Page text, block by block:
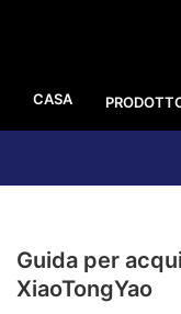
CASA
Guida per
XiaoTongYao